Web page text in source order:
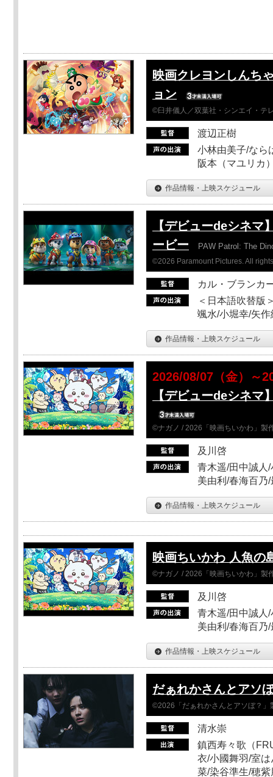
映画クレヨンしんち
ョン
©臼井儀人／双葉社・シンエイ・テ
渡辺正樹
小林由美子/なら
阪本（マユリカ
作品情報・上映スケジュール
【デビューdeシネマ
ービー
PAW Patrol: The
©2026 Paramount Pictures. All
カル・ブランカ
＜日本語吹替版
颯水/小堀幸/矢作
作品情報・上映スケジュール
2026/08/07（金）～
【デビューdeシネマ
©ナガノ / 2026「映画ちいかわ」製
及川啓
青木遥/田中誠人
美由利/春海百乃
作品情報・上映スケジュール
映画ちいかわ 人魚の
©ナガノ / 2026「映画ちいかわ」製
及川啓
青木遥/田中誠人
美由利/春海百乃
作品情報・上映スケジュール
だぁれかさんとアソ
©2026「だぁれかさんとアソぼ？」
清水崇
鎮西寿々歌（
衣/小國舞羽/室
菜/染谷準生/穂